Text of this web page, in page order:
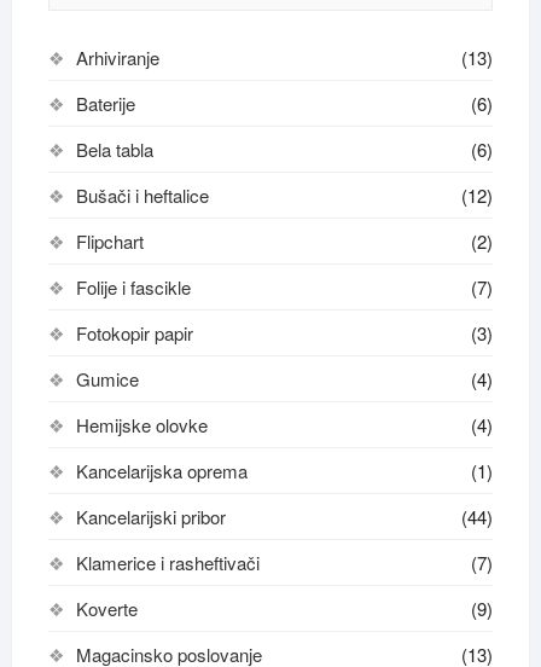
Arhiviranje
(13)
Baterije
(6)
Bela tabla
(6)
Bušači i heftalice
(12)
Flipchart
(2)
Folije i fascikle
(7)
Fotokopir papir
(3)
Gumice
(4)
Hemijske olovke
(4)
Kancelarijska oprema
(1)
Kancelarijski pribor
(44)
Klamerice i rasheftivači
(7)
Koverte
(9)
Magacinsko poslovanje
(13)